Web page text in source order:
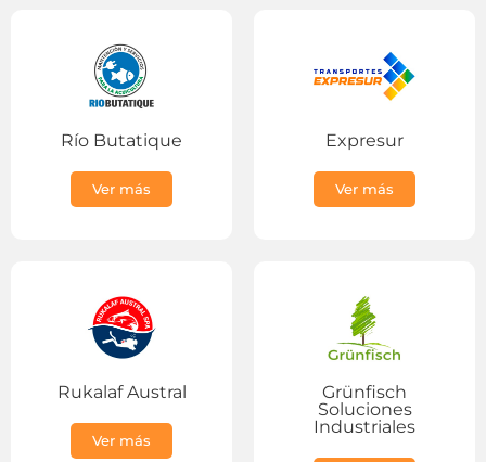
Río Butatique
Ver más
Expresur
Ver más
Rukalaf Austral
Ver más
Grünfisch
Soluciones
Industriales